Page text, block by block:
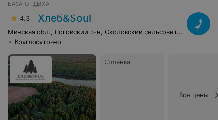
БАЗА ОТДЫХА
4.3 Хлеб&Soul
Минская обл., Логойский р-н, Околовский сельсовет, 4
Круглосуточно
Солянка
Все цены